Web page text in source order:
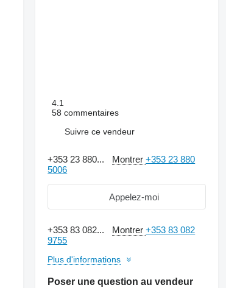
Demander plus de
4.1
58 commentaires
Suivre ce vendeur
+353 23 880... Montrer+353 23 880
5006
Appelez-moi
+353 83 082... Montrer+353 83 082
9755
Plus d'informations
Poser une question au vendeur